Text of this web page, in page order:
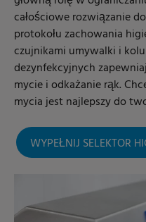
całościowe rozwiązanie
protokołu zachowania
czujnikami umywalki i
dezynfekcyjnych
mycie i odkażanie rąk.
mycia jest najlepszy do
WYPEŁNIJ SELEKTOR